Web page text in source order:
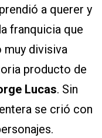
a querer y
franquicia que
muy divisiva
producto de
Lucas. Sin
se crió con